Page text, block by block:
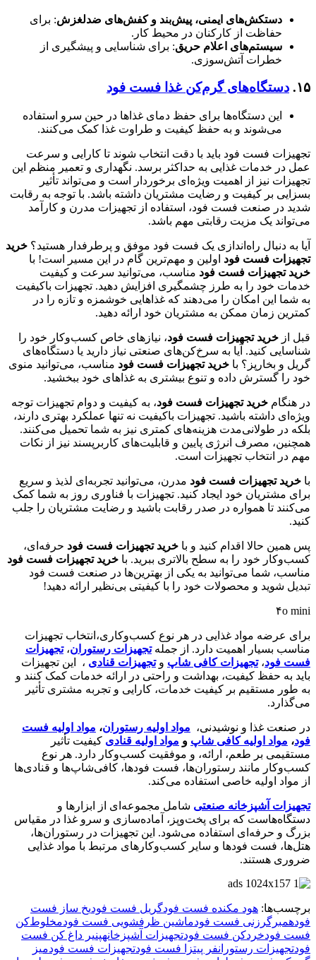
دستکش‌های ایمنی، پیش‌بند و کفش‌های ضدلغزش: برای
حفاظت از کارکنان در محیط کار.
سیستم‌های اعلام حریق: برای شناسایی و پیشگیری از
خطرات آتش‌سوزی.
۱۵. دستگاه‌های گرم‌کن غذا فست فود
این دستگاه‌ها برای حفظ دمای غذاها در حین سرو استفاده
می‌شوند و به حفظ کیفیت و طراوت غذا کمک می‌کنند.
تجهیزات فست فود باید با دقت انتخاب شوند تا کارایی و سرعت
عمل در خدمات غذایی به حداکثر برسد. نگهداری و تعمیر منظم این
تجهیزات نیز از اهمیت ویژه‌ای برخوردار است و می‌تواند تأثیر
بسزایی بر کیفیت و رضایت مشتریان داشته باشد. با توجه به رقابت
شدید در صنعت فست فود، استفاده از تجهیزات مدرن و کارآمد
می‌تواند یک مزیت رقابتی مهم باشد.
آیا به دنبال راه‌اندازی یک فست فود موفق و پرطرفدار هستید؟ خرید
تجهیزات فست فود اولین و مهم‌ترین گام در این مسیر است! با
خرید تجهیزات فست فود مناسب، می‌توانید سرعت و کیفیت
خدمات خود را به طرز چشمگیری افزایش دهید. تجهیزات باکیفیت
به شما این امکان را می‌دهند که غذاهایی خوشمزه و تازه را در
کمترین زمان ممکن به مشتریان خود ارائه دهید.
قبل از خرید تجهیزات فست فود، نیازهای خاص کسب‌وکار خود را
شناسایی کنید. آیا به سرخ‌کن‌های صنعتی نیاز دارید یا دستگاه‌های
گریل و بخارپز؟ با خرید تجهیزات فست فود مناسب، می‌توانید منوی
خود را گسترش داده و تنوع بیشتری به غذاهای خود ببخشید.
در هنگام خرید تجهیزات فست فود، به کیفیت و دوام تجهیزات توجه
ویژه‌ای داشته باشید. تجهیزات باکیفیت نه تنها عملکرد بهتری دارند،
بلکه در طولانی‌مدت هزینه‌های کمتری نیز به شما تحمیل می‌کنند.
همچنین، مصرف انرژی پایین و قابلیت‌های کاربرپسند نیز از نکات
مهم در انتخاب تجهیزات است.
با خرید تجهیزات فست فود مدرن، می‌توانید تجربه‌ای لذیذ و سریع
برای مشتریان خود ایجاد کنید. تجهیزات با فناوری روز به شما کمک
می‌کنند تا همواره در صدر رقابت باشید و رضایت مشتریان را جلب
کنید.
پس همین حالا اقدام کنید و با خرید تجهیزات فست فود حرفه‌ای،
کسب‌وکار خود را به سطح بالاتری ببرید. با خرید تجهیزات فست فود
مناسب، شما می‌توانید به یکی از بهترین‌ها در صنعت فست فود
تبدیل شوید و محصولات خود را با کیفیتی بی‌نظیر ارائه دهید!
۴o mini
برای عرضه مواد غذایی در هر نوع کسب‌وکاری،انتخاب تجهیزات
مناسب بسیار اهمیت دارد. از جملهتجهیزات رستوران‌،تجهیزات
فست فود،تجهیزات کافی‌ شاپ‌ وتجهیزات قنادی ، این تجهیزات
باید به حفظ کیفیت، بهداشت و راحتی در ارائه خدمات کمک کنند و
به طور مستقیم بر کیفیت خدمات، کارایی و تجربه مشتری تأثیر
می‌گذارد.
در صنعت غذا و نوشیدنی، مواد اولیه رستوران‌، مواد اولیه فست
فود، مواد اولیه کافی‌ شاپ‌ و مواد اولیه قنادی کیفیت تأثیر
مستقیمی بر طعم، ارائه، و موفقیت کسب‌وکار دارد. هر نوع
کسب‌وکار مانند رستوران‌ها، فست فودها، کافی‌شاپ‌ها و قنادی‌ها
از مواد اولیه خاصی استفاده می‌کند.
تجهیزات آشپزخانه صنعتی شامل مجموعه‌ای از ابزارها و
دستگاه‌هاست که برای پخت‌وپز، آماده‌سازی و سرو غذا در مقیاس
بزرگ و حرفه‌ای استفاده می‌شود. این تجهیزات در رستوران‌ها،
هتل‌ها، فست فودها و سایر کسب‌وکارهای مرتبط با مواد غذایی
ضروری هستند.
برچسب‌ها: هود مکنده فست فودگریل‌ فست فودیخ ساز فست
فودهمبرگرزنی فست فودماشین‌ ظرفشویی فست فودمخلوط‌کن‌
فست فودخردکن‌ فست فودتجهیزات آشپزخانهپنیر داغ کن فست
فودتجهیزات رستورانفر پیتزا فست فودتجهیزات فست فودمیز